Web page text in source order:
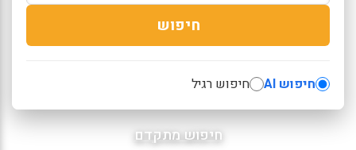
חיפוש
חיפוש AI חיפוש רגיל
חיפוש מתקדם